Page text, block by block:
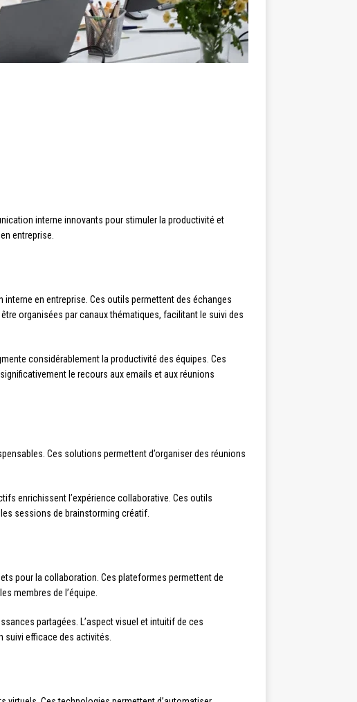
interne innovants pour stimuler la productivité et
entreprise.
en entreprise. Ces outils permettent des échanges
organisées par canaux thématiques, facilitant le suivi des
considérablement la productivité des équipes. Ces
le recours aux emails et aux réunions
Ces solutions permettent d’organiser des réunions
enrichissent l’expérience collaborative. Ces outils
sessions de brainstorming créatif.
pour la collaboration. Ces plateformes permettent de
membres de l’équipe.
partagées. L’aspect visuel et intuitif de ces
suivi efficace des activités.